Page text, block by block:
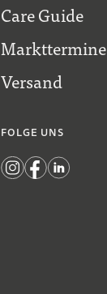
Care Guide
Markttermine
Versand
FOLGE UNS